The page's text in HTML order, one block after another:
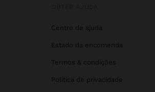
Centro de ajuda
Estado da encomenda
Termos & condições
Política de privacidade